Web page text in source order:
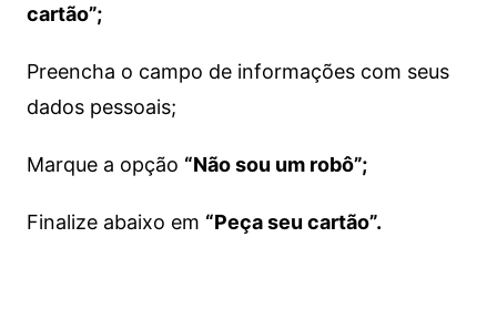
cartão”;
Preencha o campo de informações com seus
dados pessoais;
Marque a opção “Não sou um robô”;
Finalize abaixo em “Peça seu cartão”.